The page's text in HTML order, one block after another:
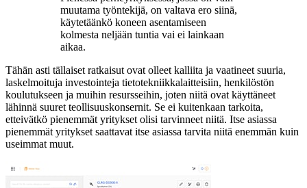
muutama työntekijä, on valtava ero siinä,
käytetäänkö koneen asentamiseen
kolmesta neljään tuntia vai ei lainkaan
aikaa.
Tähän asti tällaiset ratkaisut ovat olleet kalliita ja vaatineet suuria,
laskelmoituja investointeja tietotekniikkalaitteisiin, henkilöstön
koulutukseen ja muihin resursseihin, joten niitä ovat käyttäneet
lähinnä suuret teollisuuskonsernit. Se ei kuitenkaan tarkoita,
etteivätkö pienemmät yritykset olisi tarvinneet niitä. Itse asiassa
pienemmät yritykset saattavat itse asiassa tarvita niitä enemmän kuin
useimmat muut.